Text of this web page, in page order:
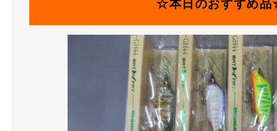
☆本日のおすすめ